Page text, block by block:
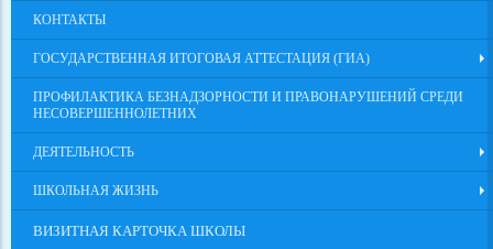
КОНТАКТЫ
ГОСУДАРСТВЕННАЯ ИТОГОВАЯ АТТЕСТАЦИЯ (ГИА)
ПРОФИЛАКТИКА БЕЗНАДЗОРНОСТИ И ПРАВОНАРУШЕНИЙ СРЕДИ
НЕСОВЕРШЕННОЛЕТНИХ
ДЕЯТЕЛЬНОСТЬ
ШКОЛЬНАЯ ЖИЗНЬ
ВИЗИТНАЯ КАРТОЧКА ШКОЛЫ